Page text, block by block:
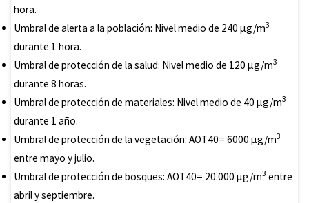
hora.
Umbral de alerta a la población: Nivel medio de 240 µg/m3
durante 1 hora.
Umbral de protección de la salud: Nivel medio de 120 µg/m3
durante 8 horas.
Umbral de protección de materiales: Nivel medio de 40 µg/m3
durante 1 año.
Umbral de protección de la vegetación: AOT40= 6000 µg/m3
entre mayo y julio.
Umbral de protección de bosques: AOT40= 20.000 µg/m3 entre
abril y septiembre.